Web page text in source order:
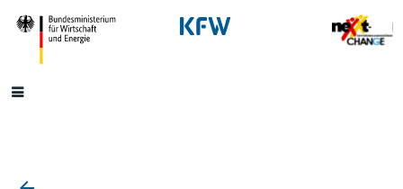
SrOnlyNavigation
Hauptmenü